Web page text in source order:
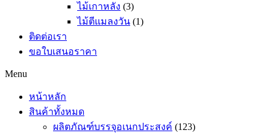
ไม้เกาหลัง (3)
ไม้ตีแมลงวัน (1)
ติดต่อเรา
ขอใบเสนอราคา
Menu
หน้าหลัก
สินค้าทั้งหมด
ผลิตภัณฑ์บรรจุอเนกประสงค์ (123)